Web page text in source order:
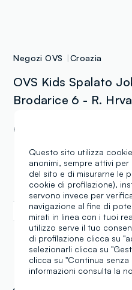
Negozi OVS Croazia
OVS Kids Spalato
Brodarice 6 - R.
Lunedi
Martedi
Mercoledi
Giovedi
Venerdi
Sabato
Domenica
Questo sito utilizza
anonimi, sempre attivi
del sito e di misurarne le
cookie di profilazione),
servono invece per
navigazione al fine di
mirati in linea con i tuoi
utilizzo serve il tuo
di profilazione clicca su
selezionarli clicca su
clicca su "Continua
informazioni consulta la